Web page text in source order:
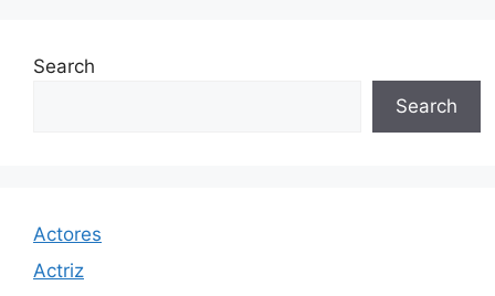
Search
Search
Actores
Actriz